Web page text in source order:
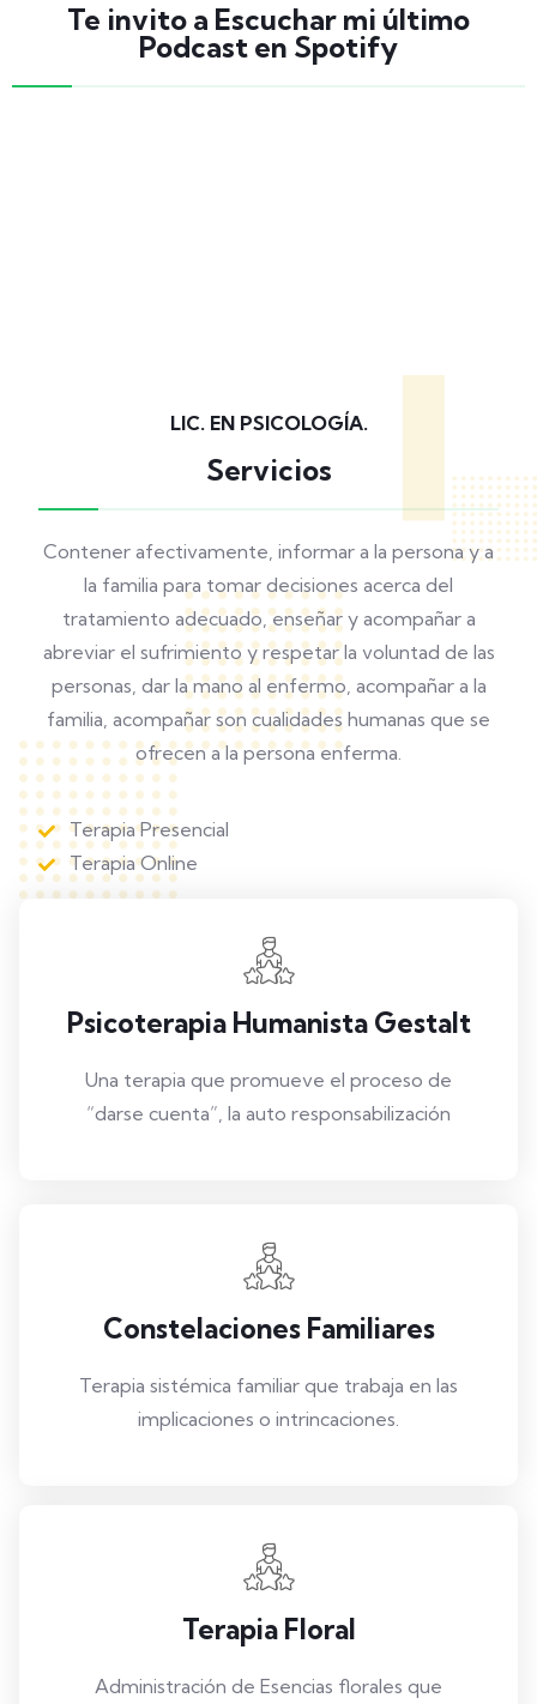
Te invito a Escuchar mi último
Podcast en Spotify
LIC. EN PSICOLOGÍA.
Servicios
Contener afectivamente, informar a la persona y a
la familia para tomar decisiones acerca del
tratamiento adecuado, enseñar y acompañar a
abreviar el sufrimiento y respetar la voluntad de las
personas, dar la mano al enfermo, acompañar a la
familia, acompañar son cualidades humanas que se
ofrecen a la persona enferma.
Terapia Presencial
Terapia Online
Psicoterapia Humanista Gestalt
Una terapia que promueve el proceso de
“darse cuenta”, la auto responsabilización
Constelaciones Familiares
Terapia sistémica familiar que trabaja en las
implicaciones o intrincaciones.
Terapia Floral
Administración de Esencias florales que